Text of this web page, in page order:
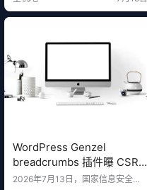
弹性 95 功能。 对于依赖阿里云做抗
D 的站长和企业来说，这意味着成
细 商品模块计费方式调价前调价后
9582 元/Mbps/月98.5 元/…
WordPress Genzel
breadcrumbs 插件曝 CSRF
漏洞，厂商未发补丁
2026年7月13日，国家信息安全漏